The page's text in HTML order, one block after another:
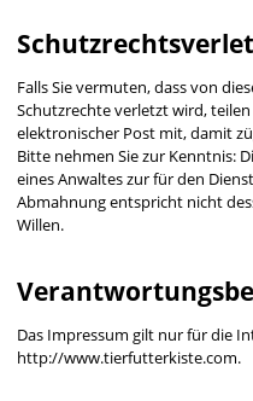
Falls Sie vermuten, dass von
Schutzrechte verletzt wird,
elektronischer Post mit, damit
Bitte nehmen Sie zur Kenntnis:
eines Anwaltes zur für den
Abmahnung entspricht nicht
Willen.
Das Impressum gilt nur für die
http://www.tierfutterkiste.com.